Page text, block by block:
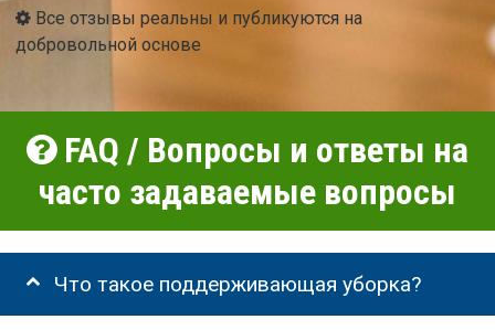
Все отзывы реальны и публикуются на
добровольной основе
FAQ / Вопросы и ответы на
часто задаваемые вопросы
Что такое поддерживающая уборка?